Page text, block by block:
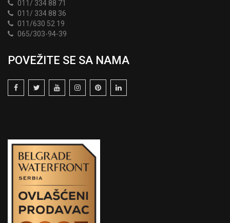
011/ 334 88 71
011/ 334 88 36
011/630 52 19
065/303-94-39
POVEŽITE SE SA NAMA